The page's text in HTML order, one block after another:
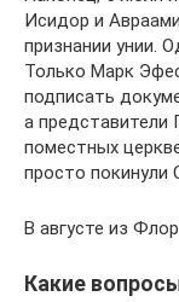
Исидор и
признании унии.
Только Марк
подписать
а представители
поместных
просто покинули
В августе из
Какие